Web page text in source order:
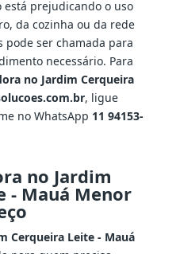
está prejudicando o uso
da cozinha ou da rede
pode ser chamada para
necessário. Para
no Jardim Cerqueira
, ligue
no WhatsApp 11 94153-
no Jardim
- Mauá Menor
Cerqueira Leite - Mauá